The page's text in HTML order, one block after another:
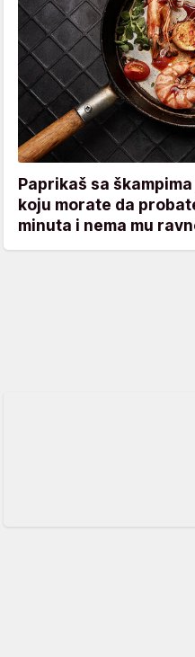
Paprikaš sa
koju morate da
minuta i nema mu